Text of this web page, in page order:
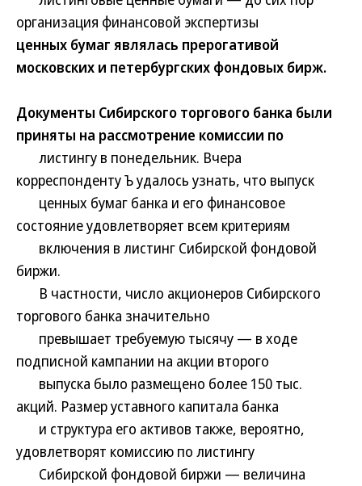
организация финансовой экспертизы
ценных бумаг являлась прерогативой
московских и петербургских фондовых бирж.
Документы Сибирского торгового банка были
приняты на рассмотрение комиссии по
листингу в понедельник. Вчера
корреспонденту Ъ удалось узнать, что выпуск
ценных бумаг банка и его финансовое
состояние удовлетворяет всем критериям
включения в листинг Сибирской фондовой
биржи.
В частности, число акционеров Сибирского
торгового банка значительно
превышает требуемую тысячу — в ходе
подписной кампании на акции второго
выпуска было размещено более 150 тыс.
акций. Размер уставного капитала банка
и структура его активов также, вероятно,
удовлетворят комиссию по листингу
Сибирской фондовой биржи — величина